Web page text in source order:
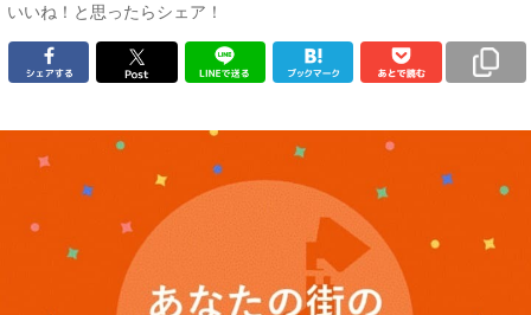
いいね！と思ったらシェア！